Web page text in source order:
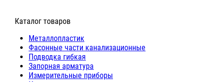
⠀Каталог товаров
Металлопластик
Фасонные части канализационные
Подводка гибкая
Запорная арматура
Измерительные приборы